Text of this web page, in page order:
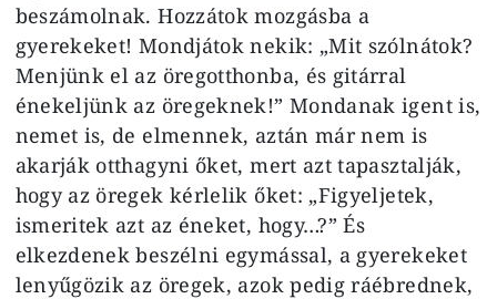
beszámolnak. Hozzátok mozgásba a
gyerekeket! Mondjátok nekik: „Mit szólnátok?
Menjünk el az öregotthonba, és gitárral
énekeljünk az öregeknek!” Mondanak igent is,
nemet is, de elmennek, aztán már nem is
akarják otthagyni őket, mert azt tapasztalják,
hogy az öregek kérlelik őket: „Figyeljetek,
ismeritek azt az éneket, hogy…?” És
elkezdenek beszélni egymással, a gyerekeket
lenyűgözik az öregek, azok pedig ráébrednek,